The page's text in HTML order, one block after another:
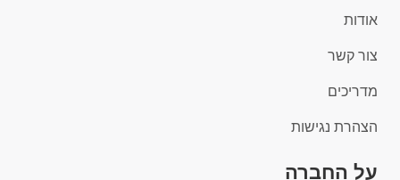
אודות
צור קשר
מדריכים
הצהרת נגישות
על החברה